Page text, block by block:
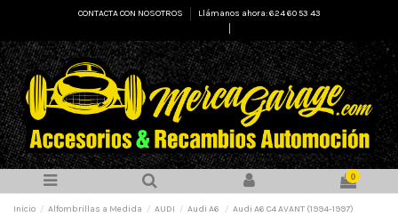
CONTACTA CON NOSOTROS
Llámanos ahora: 624 60 53 43
0
Inicio Alfombrillas a Medida AUDI Audi A6 Audi A6 C4 AVANT (1994-1997)